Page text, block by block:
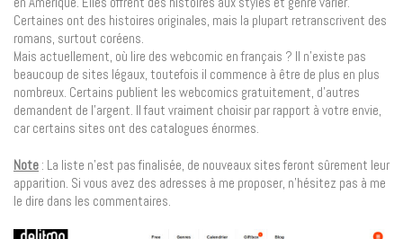
Certaines ont des histoires originales, mais la plupart retranscrivent des
romans, surtout coréens.
Mais actuellement, où lire des webcomic en français ? Il n’existe pas
beaucoup de sites légaux, toutefois il commence à être de plus en plus
nombreux. Certains publient les webcomics gratuitement, d’autres
demandent de l’argent. Il faut vraiment choisir par rapport à votre envie,
car certains sites ont des catalogues énormes.
Note : La liste n’est pas finalisée, de nouveaux sites feront sûrement leur
apparition. Si vous avez des adresses à me proposer, n’hésitez pas à me
le dire dans les commentaires.